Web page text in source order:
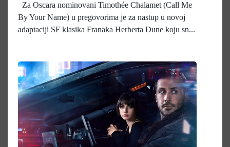
Za Oscara nominovani Timothée Chalamet (Call Me
By Your Name) u pregovorima je za nastup u novoj
adaptaciji SF klasika Franaka Herberta Dune koju sn...